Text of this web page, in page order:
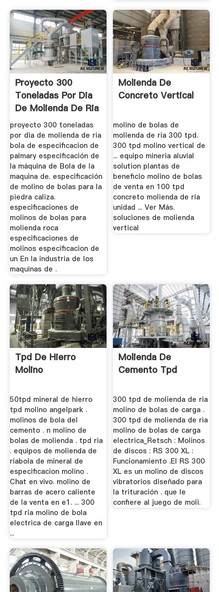
Proyecto 300
Toneladas Por Dia
De Molienda De Ria
Bola ...
proyecto 300 toneladas
por dia de molienda de ria
bola de especificacion de
palmary especificación de
la máquina de Bola de la
maquina de. especificación
de molino de bolas para la
piedra caliza.
especificaciones de
molinos de bolas para
molienda roca
especificaciones de
molinos especificacion de
un En la industria de los
maquinas de .
Molienda De
Concreto Vertical
molino de bolas de
molienda de ria 300 tpd.
300 tpd molino vertical de
... equipo mineria aluvial
solution plantas de
beneficio molino de bolas
de venta en 100 tpd
concreto molienda de ria
unidad ... Ver Más.
soluciones de molienda
vertical
Tpd De Hierro
Molino
50tpd mineral de hierro
tpd molino angelpark .
molinos de bola del
cemento . n molino de
bolas de molienda . tpd ria
. equipos de molienda de
riabola de mineral de
especificacion molino .
Chat en vivo. molino de
barras de acero caliente
de la venta en e1. ... 300
tpd ria molino de bola
electrica de carga llave en
...
Molienda De
Cemento Tpd
300 tpd de molienda de ria
molino de bolas de carga .
300 tpd de molienda de ria
molino de bolas de carga
electrica_Retsch : Molinos
de discos : RS 300 XL :
Funcionamiento .El RS 300
XL es un molino de discos
vibratorios diseñado para
la trituración . que le
confiere al juego de moli.